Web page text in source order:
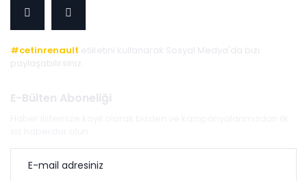
#cetinrenault etiketini kullanarak Sosyal Medya'da bizi
paylaşabilirsiniz.
E-Bülten Aboneliği